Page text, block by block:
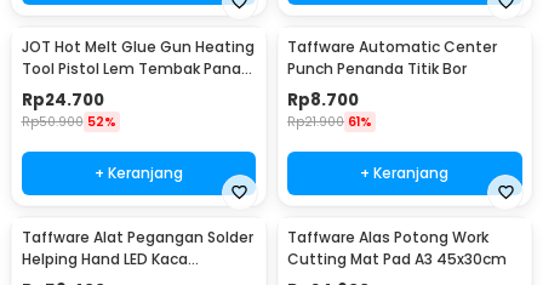
JOT Hot Melt Glue Gun Heating
Tool Pistol Lem Tembak Panas
20W - QT-302
Rp24.700
Rp50.900 52%
+ Keranjang
Taffware Automatic Center
Punch Penanda Titik Bor
Rp8.700
Rp21.900 61%
+ Keranjang
Taffware Alat Pegangan Solder
Helping Hand LED Kaca
Pembesar 3.5X - TE-801
Taffware Alas Potong Work
Cutting Mat Pad A3 45x30cm